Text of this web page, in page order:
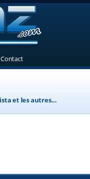
nouvel onglet)
Contact(Ouvre un nouvel onglet)
et les autres...